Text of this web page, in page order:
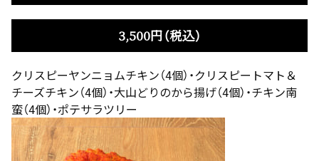
3,500円（税込）
クリスピーヤンニョムチキン（4個）・クリスピートマト＆
チーズチキン（4個）・大山どりのから揚げ（4個）・チキン南
蛮（4個）・ポテサラツリー